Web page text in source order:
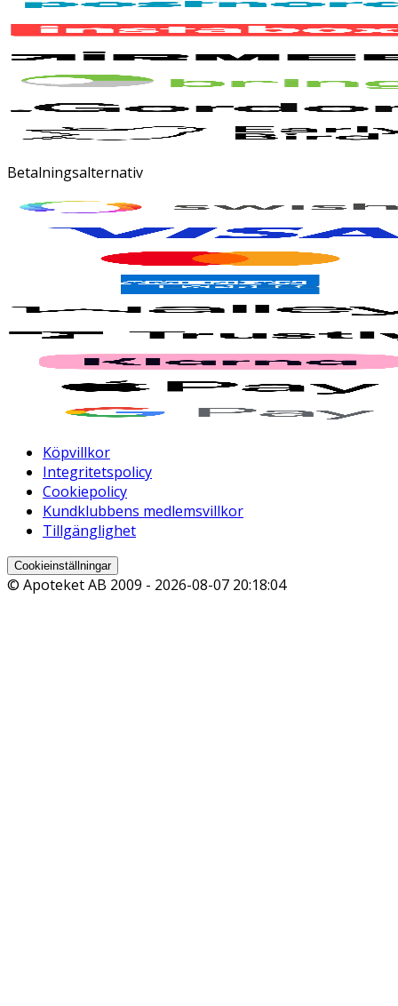
Betalningsalternativ
Köpvillkor
Integritetspolicy
Cookiepolicy
Kundklubbens medlemsvillkor
Tillgänglighet
Cookieinställningar
© Apoteket AB 2009 - 2026-08-07 20:18:04